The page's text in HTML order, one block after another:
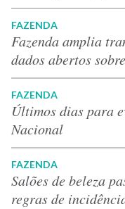
FAZENDA
Fazenda amplia
dados abertos
FAZENDA
Últimos dias para
Nacional
FAZENDA
Salões de beleza
regras de